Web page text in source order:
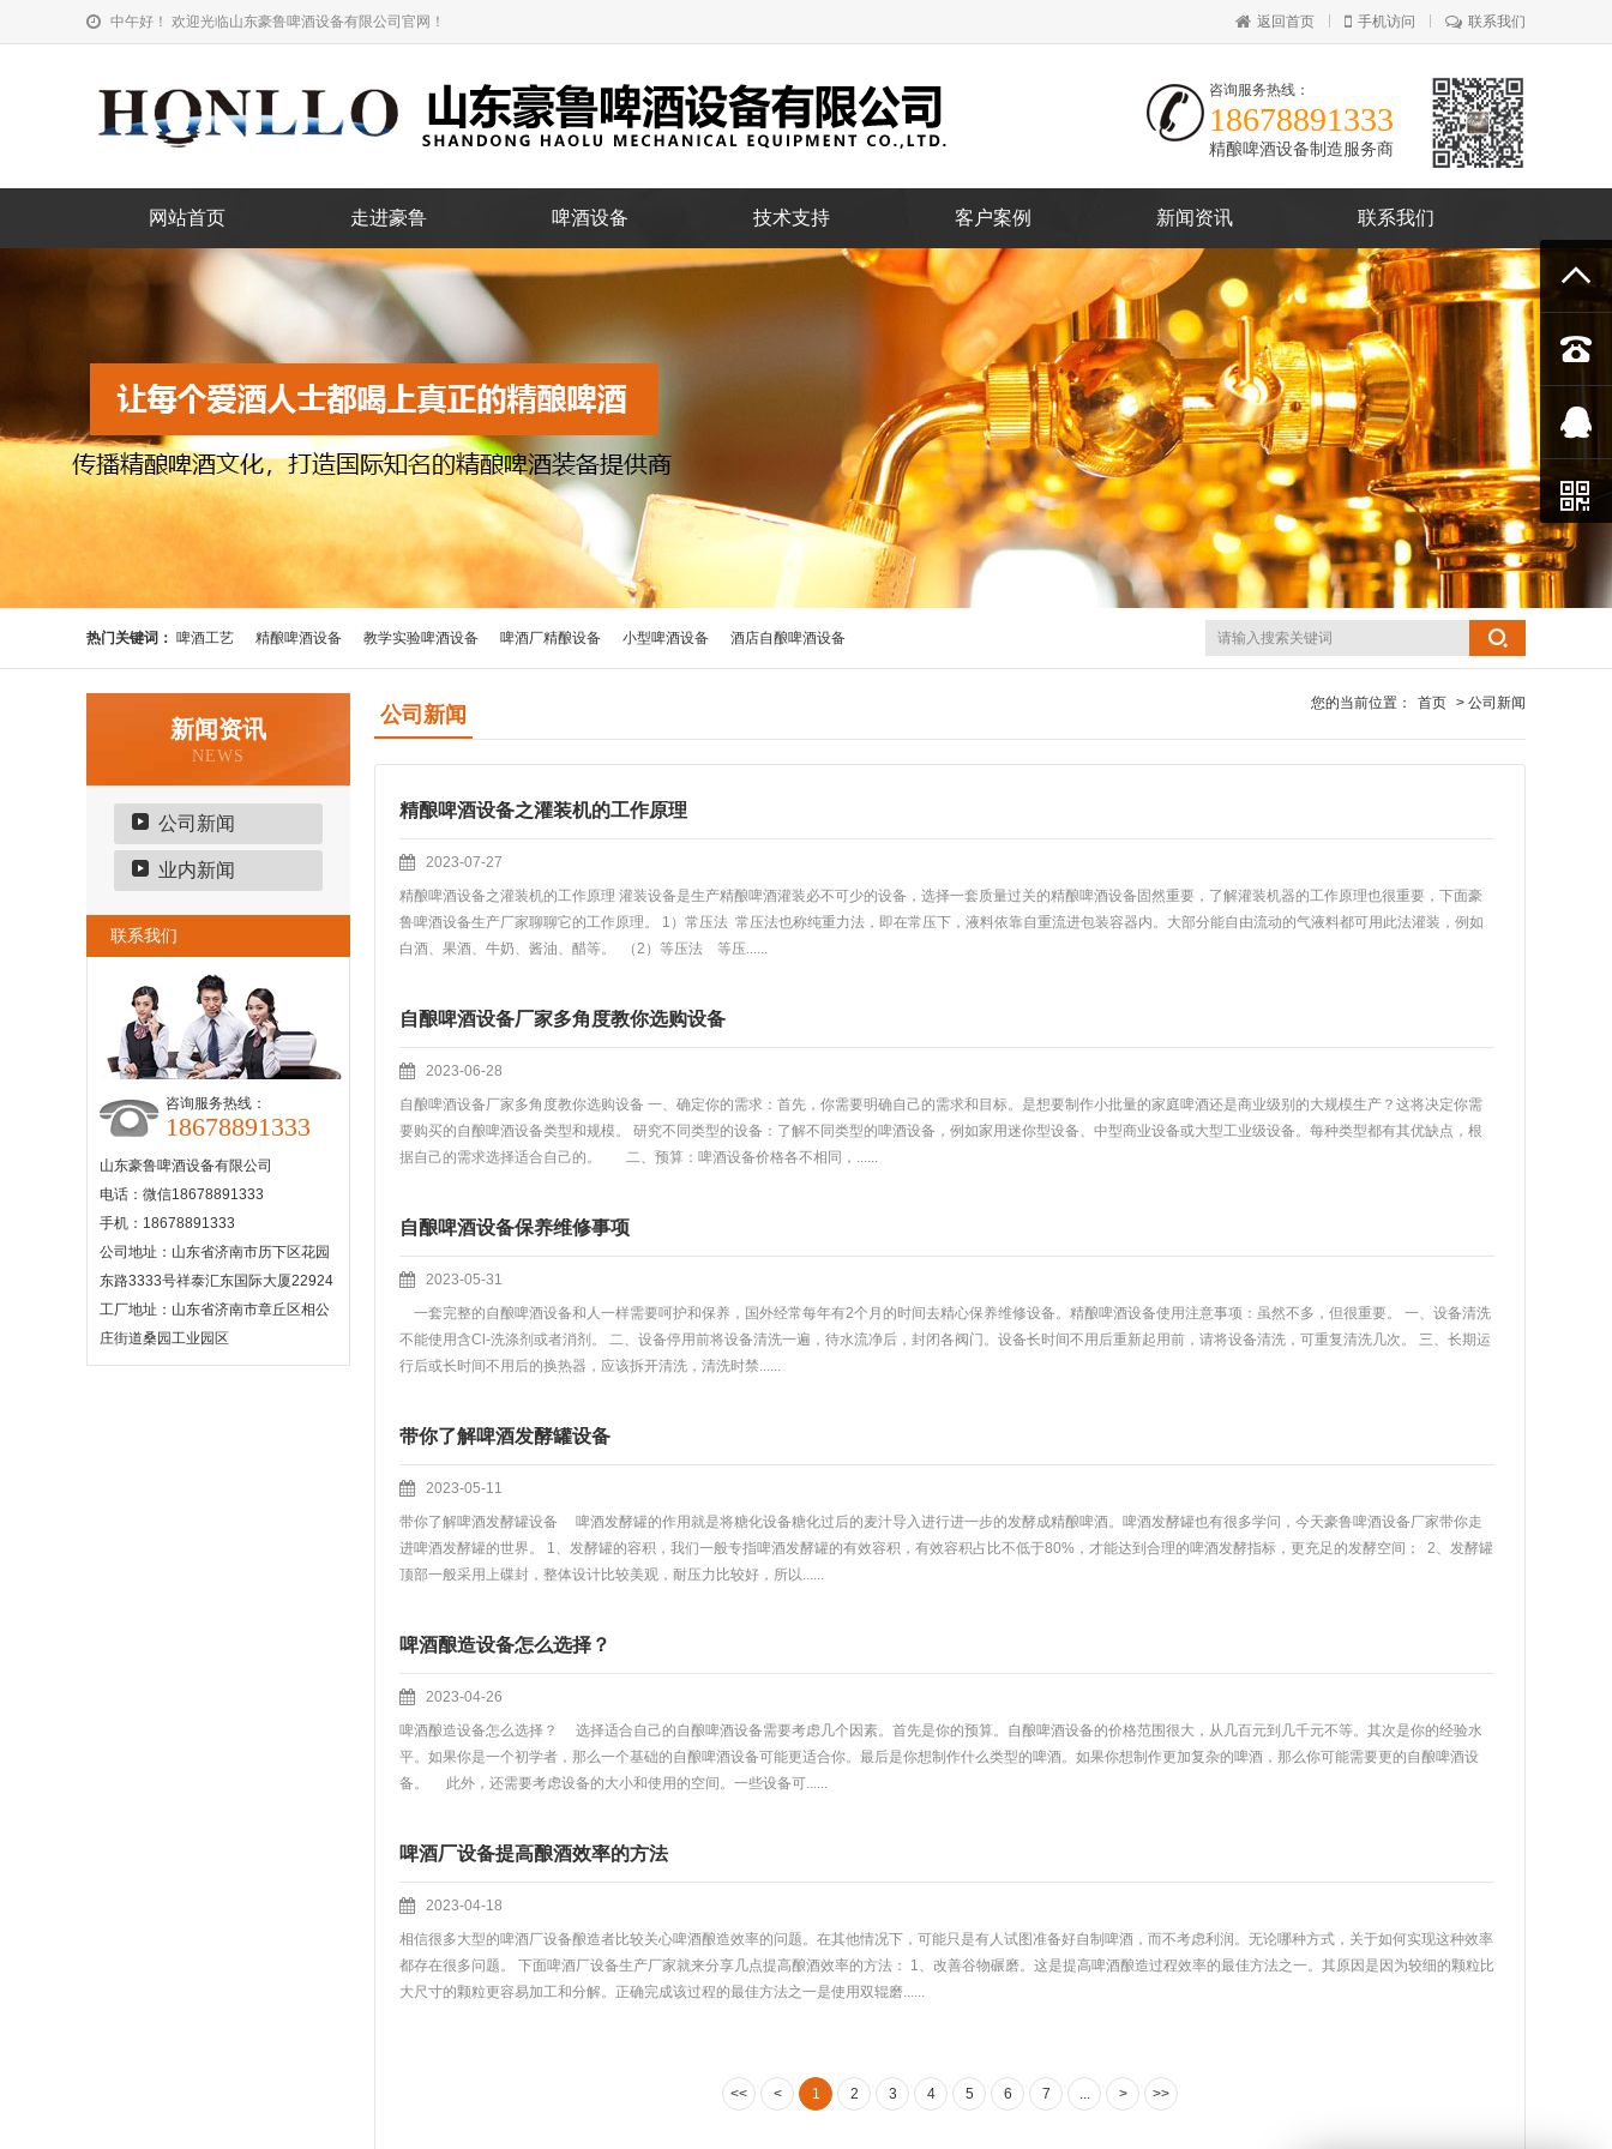
中午好！ 欢迎光临山东豪鲁啤酒设备有限公司官网！ 返回首页 手机访问 联系我们
咨询服务热线：
18678891333
精酿啤酒设备制造服务商
网站首页 走进豪鲁 啤酒设备 技术支持 客户案例 新闻资讯 联系我们
热门关键词： 啤酒工艺 精酿啤酒设备 教学实验啤酒设备 啤酒厂精酿设备 小型啤酒设备 酒店自酿啤酒设备
新闻资讯
NEWS
公司新闻
业内新闻
联系我们
咨询服务热线：
18678891333
山东豪鲁啤酒设备有限公司
电话：微信18678891333
手机：18678891333
公司地址：山东省济南市历下区花园
东路3333号祥泰汇东国际大厦22924
工厂地址：山东省济南市章丘区相公
庄街道桑园工业园区
公司新闻 您的当前位置： 首页 > 公司新闻
精酿啤酒设备之灌装机的工作原理
2023-07-27
精酿啤酒设备之灌装机的工作原理 灌装设备是生产精酿啤酒灌装必不可少的设备，选择一套质量过关的精酿啤酒设备固然重要，了解灌装机器的工作原理也很重要，下面豪
鲁啤酒设备生产厂家聊聊它的工作原理。 1）常压法 常压法也称纯重力法，即在常压下，液料依靠自重流进包装容器内。大部分能自由流动的气液料都可用此法灌装，例如
白酒、果酒、牛奶、酱油、醋等。 （2）等压法 等压......
自酿啤酒设备厂家多角度教你选购设备
2023-06-28
自酿啤酒设备厂家多角度教你选购设备 一、确定你的需求：首先，你需要明确自己的需求和目标。是想要制作小批量的家庭啤酒还是商业级别的大规模生产？这将决定你需
要购买的自酿啤酒设备类型和规模。 研究不同类型的设备：了解不同类型的啤酒设备，例如家用迷你型设备、中型商业设备或大型工业级设备。每种类型都有其优缺点，根
据自己的需求选择适合自己的。 二、预算：啤酒设备价格各不相同，......
自酿啤酒设备保养维修事项
2023-05-31
一套完整的自酿啤酒设备和人一样需要呵护和保养，国外经常每年有2个月的时间去精心保养维修设备。精酿啤酒设备使用注意事项：虽然不多，但很重要。 一、设备清洗
不能使用含Cl-洗涤剂或者消剂。 二、设备停用前将设备清洗一遍，待水流净后，封闭各阀门。设备长时间不用后重新起用前，请将设备清洗，可重复清洗几次。 三、长期运
行后或长时间不用后的换热器，应该拆开清洗，清洗时禁......
带你了解啤酒发酵罐设备
2023-05-11
带你了解啤酒发酵罐设备 啤酒发酵罐的作用就是将糖化设备糖化过后的麦汁导入进行进一步的发酵成精酿啤酒。啤酒发酵罐也有很多学问，今天豪鲁啤酒设备厂家带你走
进啤酒发酵罐的世界。 1、发酵罐的容积，我们一般专指啤酒发酵罐的有效容积，有效容积占比不低于80%，才能达到合理的啤酒发酵指标，更充足的发酵空间； 2、发酵罐
顶部一般采用上碟封，整体设计比较美观，耐压力比较好，所以......
啤酒酿造设备怎么选择？
2023-04-26
啤酒酿造设备怎么选择？ 选择适合自己的自酿啤酒设备需要考虑几个因素。首先是你的预算。自酿啤酒设备的价格范围很大，从几百元到几千元不等。其次是你的经验水
平。如果你是一个初学者，那么一个基础的自酿啤酒设备可能更适合你。最后是你想制作什么类型的啤酒。如果你想制作更加复杂的啤酒，那么你可能需要更的自酿啤酒设
备。 此外，还需要考虑设备的大小和使用的空间。一些设备可......
啤酒厂设备提高酿酒效率的方法
2023-04-18
相信很多大型的啤酒厂设备酿造者比较关心啤酒酿造效率的问题。在其他情况下，可能只是有人试图准备好自制啤酒，而不考虑利润。无论哪种方式，关于如何实现这种效率
都存在很多问题。 下面啤酒厂设备生产厂家就来分享几点提高酿酒效率的方法： 1、改善谷物碾磨。这是提高啤酒酿造过程效率的最佳方法之一。其原因是因为较细的颗粒比
大尺寸的颗粒更容易加工和分解。正确完成该过程的最佳方法之一是使用双辊磨......
<< < 1 2 3 4 5 6 7 ... > >>



